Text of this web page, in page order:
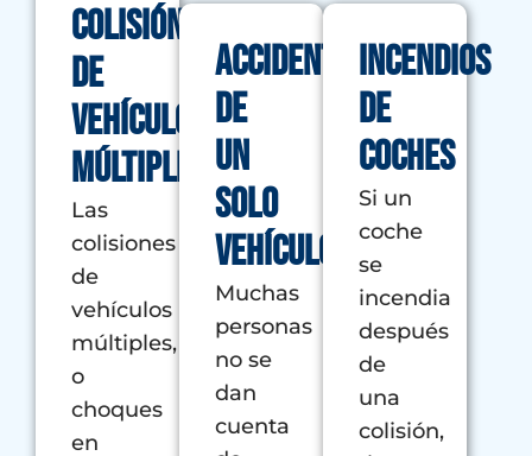
Colisión
de
vehículos
múltiples
Las
colisiones
de
vehículos
múltiples,
o
choques
en
Accidentes
de
un
solo
vehículo
Muchas
personas
no se
dan
cuenta
Incendios
de
coches
Si un
coche
se
incendia
después
de
una
colisión,